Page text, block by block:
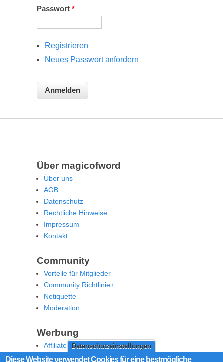
Datenschutzeinstellungen
Diese Website verwendet Cookies für eine bestmögliche
Passwort *
Registrieren
Neues Passwort anfordern
Über magicofword
Über uns
AGB
Datenschutz
Rechtliche Hinweise
Impressum
Kontakt
Community
Vorteile für Mitglieder
Community Richtlinien
Netiquette
Moderation
Werbung
Affiliate Offenlegung
Werben Sie auf MoW